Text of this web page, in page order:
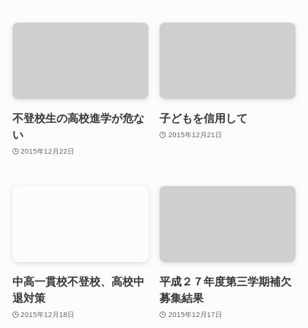
不登校生の高校進学が危な
い
2015年12月22日
子どもを信用して
2015年12月21日
中高一貫校不登校、高校中
退対策
2015年12月18日
平成２７年度第三学期補欠
募集結果
2015年12月17日